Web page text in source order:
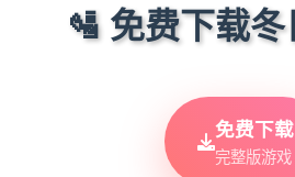
🛂 免费下载
免费下载
完整版游戏